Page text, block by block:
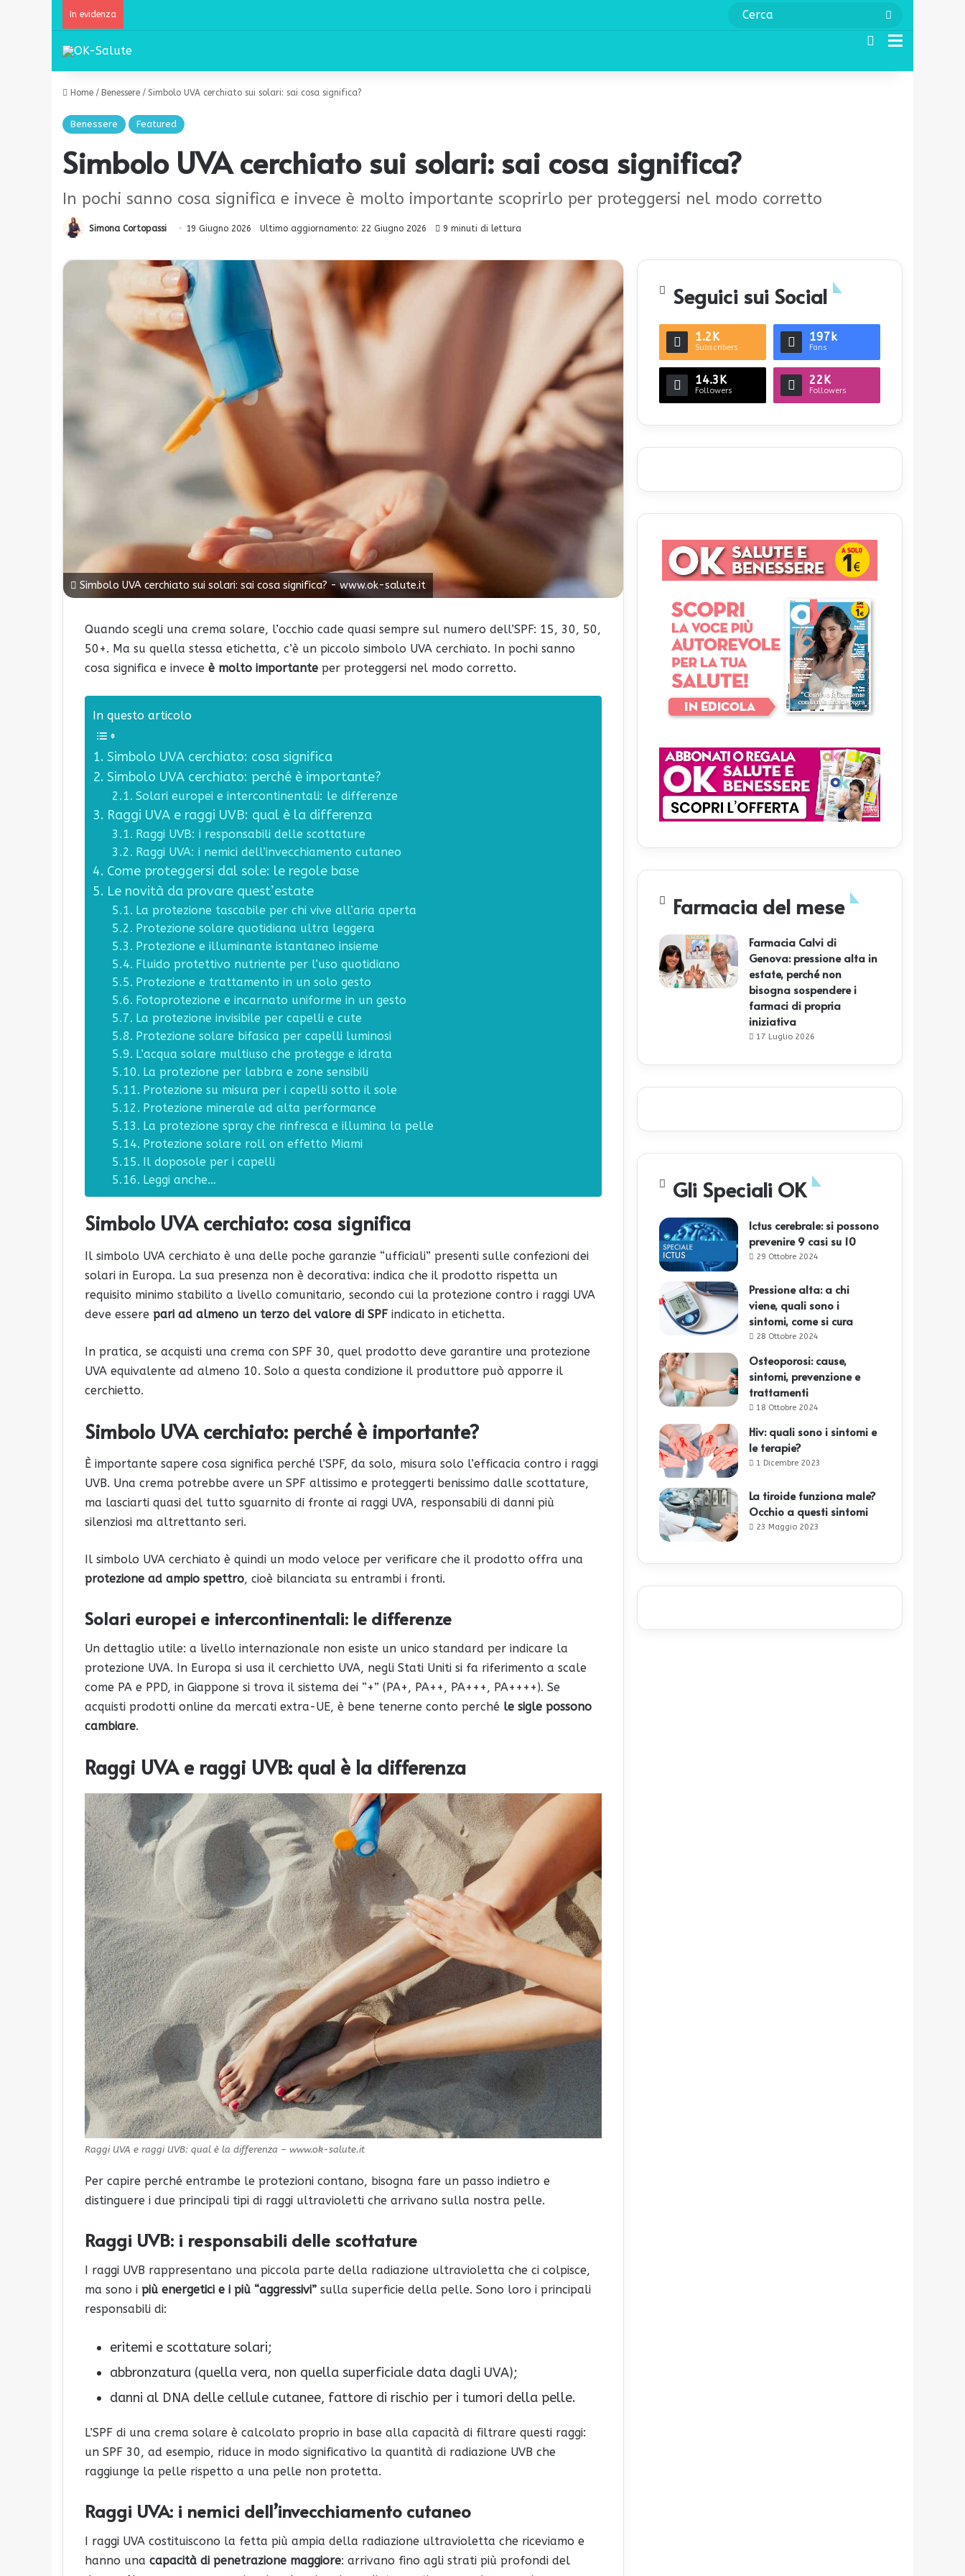
In evidenza
Cerca
Home / Benessere / Simbolo UVA cerchiato sui solari: sai cosa significa?
Benessere Featured
Simbolo UVA cerchiato sui solari: sai cosa significa?
In pochi sanno cosa significa e invece è molto importante scoprirlo per proteggersi nel modo corretto
Simona Cortopassi 19 Giugno 2026 Ultimo aggiornamento: 22 Giugno 2026 9 minuti di lettura
Simbolo UVA cerchiato sui solari: sai cosa significa? - www.ok-salute.it
Quando scegli una crema solare, l’occhio cade quasi sempre sul numero dell’SPF: 15, 30, 50,
50+. Ma su quella stessa etichetta, c’è un piccolo simbolo UVA cerchiato. In pochi sanno
cosa significa e invece è molto importante per proteggersi nel modo corretto.
In questo articolo
Simbolo UVA cerchiato: cosa significa
Simbolo UVA cerchiato: perché è importante?
Solari europei e intercontinentali: le differenze
Raggi UVA e raggi UVB: qual è la differenza
Raggi UVB: i responsabili delle scottature
Raggi UVA: i nemici dell’invecchiamento cutaneo
Come proteggersi dal sole: le regole base
Le novità da provare quest’estate
La protezione tascabile per chi vive all’aria aperta
Protezione solare quotidiana ultra leggera
Protezione e illuminante istantaneo insieme
Fluido protettivo nutriente per l’uso quotidiano
Protezione e trattamento in un solo gesto
Fotoprotezione e incarnato uniforme in un gesto
La protezione invisibile per capelli e cute
Protezione solare bifasica per capelli luminosi
L’acqua solare multiuso che protegge e idrata
La protezione per labbra e zone sensibili
Protezione su misura per i capelli sotto il sole
Protezione minerale ad alta performance
La protezione spray che rinfresca e illumina la pelle
Protezione solare roll on effetto Miami
Il doposole per i capelli
Leggi anche…
Simbolo UVA cerchiato: cosa significa
Il simbolo UVA cerchiato è una delle poche garanzie “ufficiali” presenti sulle confezioni dei
solari in Europa. La sua presenza non è decorativa: indica che il prodotto rispetta un
requisito minimo stabilito a livello comunitario, secondo cui la protezione contro i raggi UVA
deve essere pari ad almeno un terzo del valore di SPF indicato in etichetta.
In pratica, se acquisti una crema con SPF 30, quel prodotto deve garantire una protezione
UVA equivalente ad almeno 10. Solo a questa condizione il produttore può apporre il
cerchietto.
Simbolo UVA cerchiato: perché è importante?
È importante sapere cosa significa perché l’SPF, da solo, misura solo l’efficacia contro i raggi
UVB. Una crema potrebbe avere un SPF altissimo e proteggerti benissimo dalle scottature,
ma lasciarti quasi del tutto sguarnito di fronte ai raggi UVA, responsabili di danni più
silenziosi ma altrettanto seri.
Il simbolo UVA cerchiato è quindi un modo veloce per verificare che il prodotto offra una
protezione ad ampio spettro, cioè bilanciata su entrambi i fronti.
Solari europei e intercontinentali: le differenze
Un dettaglio utile: a livello internazionale non esiste un unico standard per indicare la
protezione UVA. In Europa si usa il cerchietto UVA, negli Stati Uniti si fa riferimento a scale
come PA e PPD, in Giappone si trova il sistema dei “+” (PA+, PA++, PA+++, PA++++). Se
acquisti prodotti online da mercati extra-UE, è bene tenerne conto perché le sigle possono
cambiare.
Raggi UVA e raggi UVB: qual è la differenza
Raggi UVA e raggi UVB: qual è la differenza – www.ok-salute.it
Per capire perché entrambe le protezioni contano, bisogna fare un passo indietro e
distinguere i due principali tipi di raggi ultravioletti che arrivano sulla nostra pelle.
Raggi UVB: i responsabili delle scottature
I raggi UVB rappresentano una piccola parte della radiazione ultravioletta che ci colpisce,
ma sono i più energetici e i più “aggressivi” sulla superficie della pelle. Sono loro i principali
responsabili di:
eritemi e scottature solari;
abbronzatura (quella vera, non quella superficiale data dagli UVA);
danni al DNA delle cellule cutanee, fattore di rischio per i tumori della pelle.
L’SPF di una crema solare è calcolato proprio in base alla capacità di filtrare questi raggi:
un SPF 30, ad esempio, riduce in modo significativo la quantità di radiazione UVB che
raggiunge la pelle rispetto a una pelle non protetta.
Raggi UVA: i nemici dell’invecchiamento cutaneo
I raggi UVA costituiscono la fetta più ampia della radiazione ultravioletta che riceviamo e
hanno una capacità di penetrazione maggiore: arrivano fino agli strati più profondi del
Seguici sui Social
1.2K
Subscribers
197k
Fans
14.3K
Followers
22K
Followers
Farmacia del mese
Farmacia Calvi di
Genova: pressione alta in
estate, perché non
bisogna sospendere i
farmaci di propria
iniziativa
17 Luglio 2026
Gli Speciali OK
Ictus cerebrale: si possono
prevenire 9 casi su 10
29 Ottobre 2024
Pressione alta: a chi
viene, quali sono i
sintomi, come si cura
28 Ottobre 2024
Osteoporosi: cause,
sintomi, prevenzione e
trattamenti
18 Ottobre 2024
Hiv: quali sono i sintomi e
le terapie?
1 Dicembre 2023
La tiroide funziona male?
Occhio a questi sintomi
23 Maggio 2023